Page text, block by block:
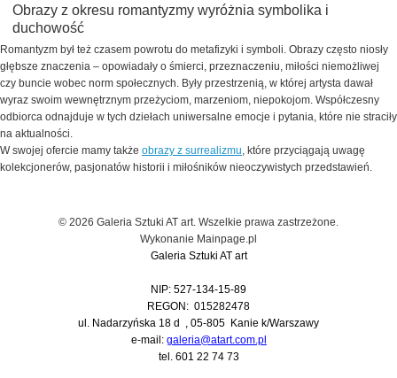
Obrazy z okresu romantyzmy wyróżnia symbolika i
duchowość
Romantyzm był też czasem powrotu do metafizyki i symboli. Obrazy często niosły
głębsze znaczenia – opowiadały o śmierci, przeznaczeniu, miłości niemożliwej
czy buncie wobec norm społecznych. Były przestrzenią, w której artysta dawał
wyraz swoim wewnętrznym przeżyciom, marzeniom, niepokojom. Współczesny
odbiorca odnajduje w tych dziełach uniwersalne emocje i pytania, które nie straciły
na aktualności.
W swojej ofercie mamy także obrazy z surrealizmu, które przyciągają uwagę
kolekcjonerów, pasjonatów historii i miłośników nieoczywistych przedstawień.
© 2026 Galeria Sztuki AT art. Wszelkie prawa zastrzeżone.
Wykonanie Mainpage.pl
Galeria Sztuki AT art
NIP: 527-134-15-89
REGON: 015282478
ul. Nadarzyńska 18 d , 05-805 Kanie k/Warszawy
e-mail: galeria@atart.com.pl
tel. 601 22 74 73